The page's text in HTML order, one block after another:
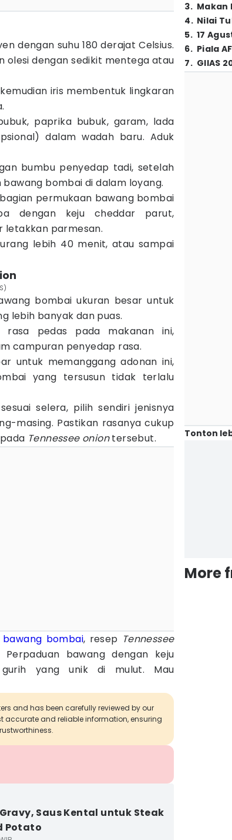
dengan suhu 180 derajat Celsius.
olesi dengan sedikit mentega atau
iris membentuk lingkaran
paprika bubuk, garam, lada
dalam wadah baru. Aduk
bumbu penyedap tadi, setelah
bombai di dalam loyang.
permukaan bawang bombai
dengan keju cheddar parut,
letakkan parmesan.
lebih 40 menit, atau sampai
bombai ukuran besar untuk
lebih banyak dan puas.
rasa pedas pada makanan ini,
campuran penyedap rasa.
untuk memanggang adonan ini,
yang tersusun tidak terlalu
selera, pilih sendiri jenisnya
masing. Pastikan rasanya cukup
Tennessee oniontersebut.
bawang bombai, resep Tennessee
bawang dengan keju
gurih yang unik di mulut. Mau
and has been carefully reviewed by our
accurate and reliable information, ensuring
Saus Kental untuk Steak
Potato
3. Makan
4. Nilai
5. 17
6. Piala
7. GIIAS
Tonton
More